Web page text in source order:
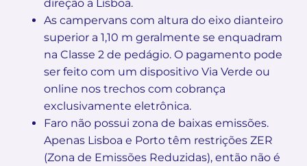
direção a Lisboa.
As campervans com altura do eixo dianteiro
superior a 1,10 m geralmente se enquadram
na Classe 2 de pedágio. O pagamento pode
ser feito com um dispositivo Via Verde ou
online nos trechos com cobrança
exclusivamente eletrônica.
Faro não possui zona de baixas emissões.
Apenas Lisboa e Porto têm restrições ZER
(Zona de Emissões Reduzidas), então não é